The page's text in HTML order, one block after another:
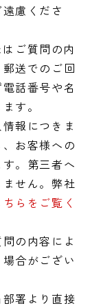
慮くださ
ご質問の内
送でのご回
話番号や名
す。
報につきま
お客様への
。第三者へ
せん。弊社
ちらをご覧く
の内容によ
合がござい
署より直接